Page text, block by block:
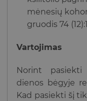
mėnesių
gruodis 74
Vartojimas
Norint
dienos bėgyje
Kad pasiekti šį